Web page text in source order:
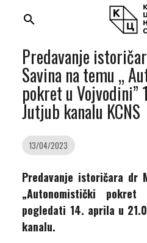
search
Predavanje
Savina na temu „
pokret u Vojvodini”
Jutjub kanalu KCNS
13/04/2023
Predavanje istoričara dr
„Autonomistički pokret
pogledati 14. aprila u
kanalu.